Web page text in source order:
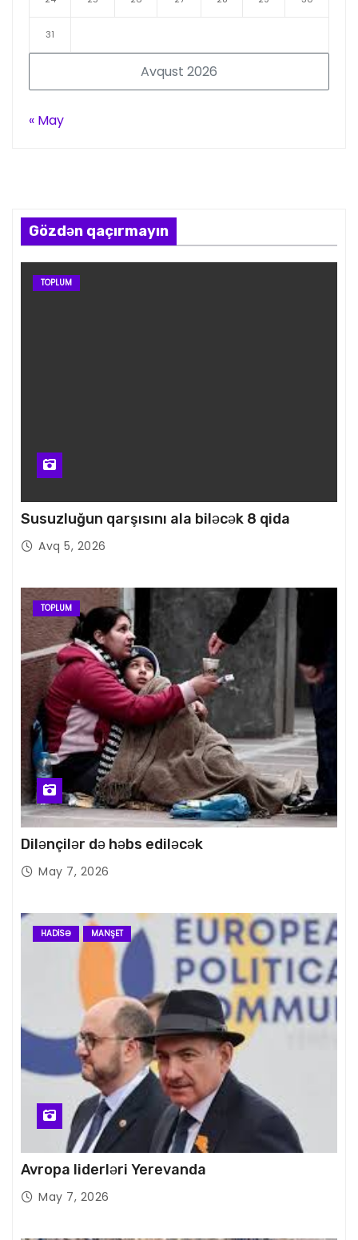
Avqust 2026
31
« May
Gözdən qaçırmayın
TOPLUM
Susuzluğun qarşısını ala biləcək 8 qida
Avq 5, 2026
TOPLUM
Dilənçilər də həbs ediləcək
May 7, 2026
HADISƏ MANŞET
Avropa liderləri Yerevanda
May 7, 2026